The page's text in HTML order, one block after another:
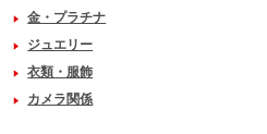
金・プラチナ
ジュエリー
衣類・服飾
カメラ関係